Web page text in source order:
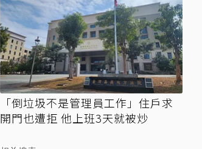
「倒垃圾不是管理員工作」住戶求
開門也遭拒 他上班3天就被炒